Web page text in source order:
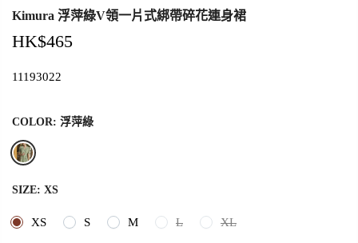
Kimura 浮萍綠V領一片式綁帶碎花連身裙
HK$465
11193022
COLOR: 浮萍綠
SIZE: XS
XS S M L XL